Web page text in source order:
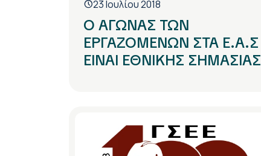
23 Ιουλίου 2018
Ο ΑΓΩΝΑΣ ΤΩΝ
ΕΡΓΑΖΟΜΕΝΩΝ ΣΤΑ Ε.Α.Σ
ΕΙΝΑΙ ΕΘΝΙΚΗΣ ΣΗΜΑΣΙΑΣ